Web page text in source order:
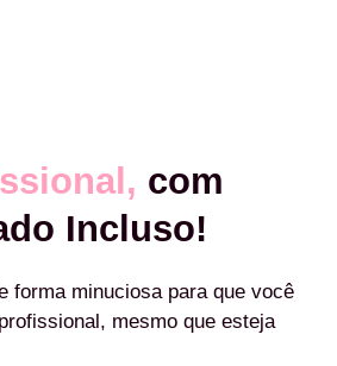
com
Incluso!
forma minuciosa para que você
mesmo que esteja